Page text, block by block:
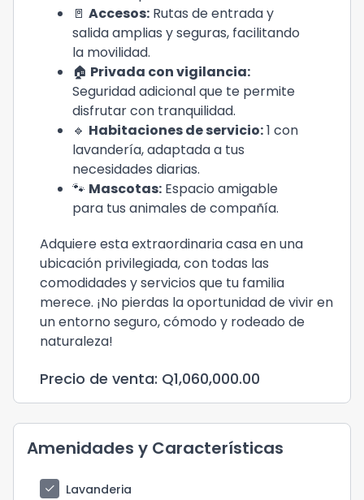
🚪 Accesos: Rutas de entrada y
salida amplias y seguras, facilitando
la movilidad.
🏠 Privada con vigilancia:
Seguridad adicional que te permite
disfrutar con tranquilidad.
🔹 Habitaciones de servicio:1 con
lavandería, adaptada a tus
necesidades diarias.
🐾 Mascotas: Espacio amigable
para tus animales de compañía.
Adquiere esta extraordinaria casa en una
ubicación privilegiada, con todas las
comodidades y servicios que tu familia
merece. ¡No pierdas la oportunidad de vivir en
un entorno seguro, cómodo y rodeado de
naturaleza!
Precio de venta: Q1,060,000.00
Amenidades y Características
check
Lavanderia